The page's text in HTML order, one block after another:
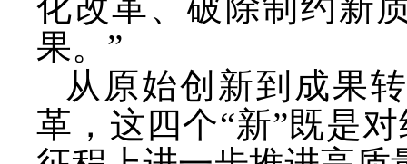
果。”
从原始创新到成果
革，这四个“新”既是